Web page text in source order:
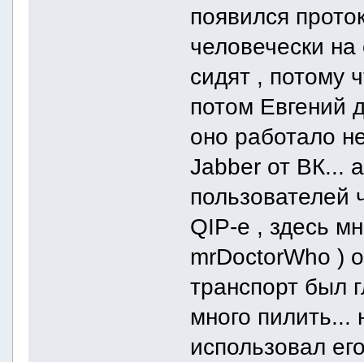
появился
человечески
сидят , потому
потом Евгений
оно работало
Jabber от ВК...
пользователей
QIP-е , здесь
mrDoctorWho )
транспорт был
много пилить...
использовал